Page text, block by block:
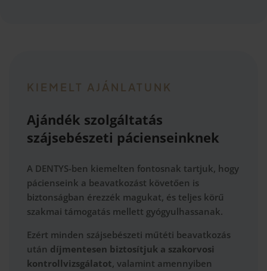
KIEMELT AJÁNLATUNK
Ajándék szolgáltatás
szájsebészeti pácienseinknek
A DENTYS-ben kiemelten fontosnak tartjuk, hogy
pácienseink a beavatkozást követően is
biztonságban érezzék magukat, és teljes körű
szakmai támogatás mellett gyógyulhassanak.
Ezért minden szájsebészeti műtéti beavatkozás
után díjmentesen biztosítjuk a szakorvosi
kontrollvizsgálatot, valamint amennyiben